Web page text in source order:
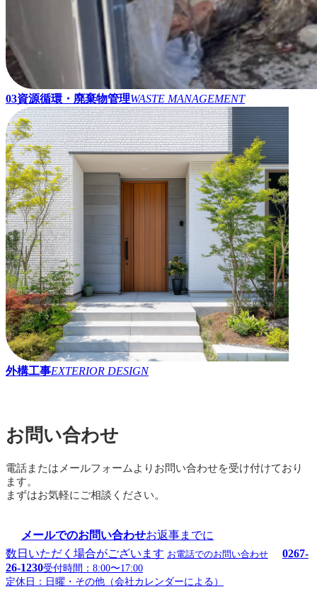
03資源循環・廃棄物管理WASTE MANAGEMENT
外構工事EXTERIOR DESIGN
お問い合わせ
電話またはメールフォームよりお問い合わせを受け付けており
ます。
まずはお気軽にご相談ください。
メールでのお問い合わせお返事までに
数日いただく場合がございます お電話でのお問い合わせ
0267-
26-1230受付時間：8:00〜17:00
定休日：日曜・その他（会社カレンダーによる）